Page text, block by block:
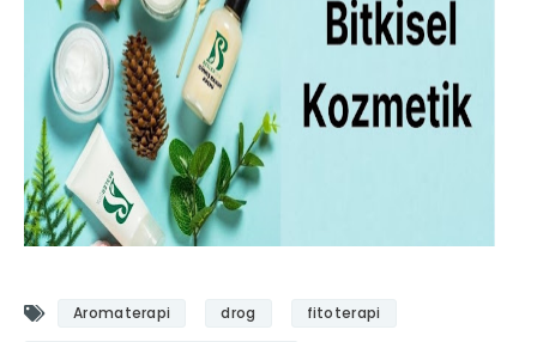
Aromaterapi drog fitoterapi